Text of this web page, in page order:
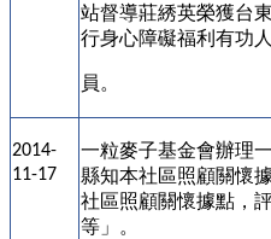
站督導莊綉英榮獲台
行身心障礙福利有功人
員。
2014-
11-17
一粒麥子基金會辦理一
縣知本社區照顧關懷
社區照顧關懷據點，
等」。